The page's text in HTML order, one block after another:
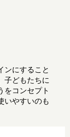
ンにすること
子どもたちに
をコンセプト
いやすいのも